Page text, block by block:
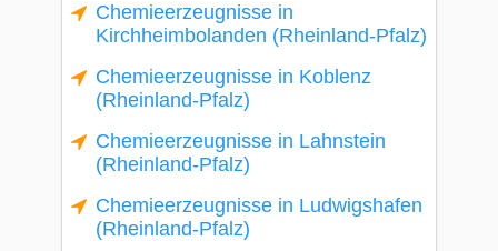
Chemieerzeugnisse in
Kirchheimbolanden (Rheinland-Pfalz)
Chemieerzeugnisse in Koblenz
(Rheinland-Pfalz)
Chemieerzeugnisse in Lahnstein
(Rheinland-Pfalz)
Chemieerzeugnisse in Ludwigshafen
(Rheinland-Pfalz)